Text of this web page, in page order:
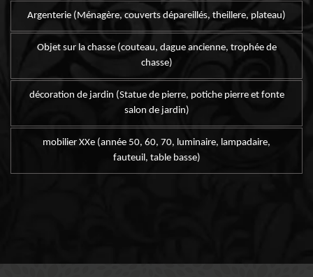
Argenterie (Ménagère, couverts dépareillés, theillere, plateau)
Objet sur la chasse (couteau, dague ancienne, trophée de
chasse)
décoration de jardin (Statue de pierre, potiche pierre et fonte
salon de jardin)
mobilier XXe (année 50, 60, 70, luminaire, lampadaire,
fauteuil, table basse)